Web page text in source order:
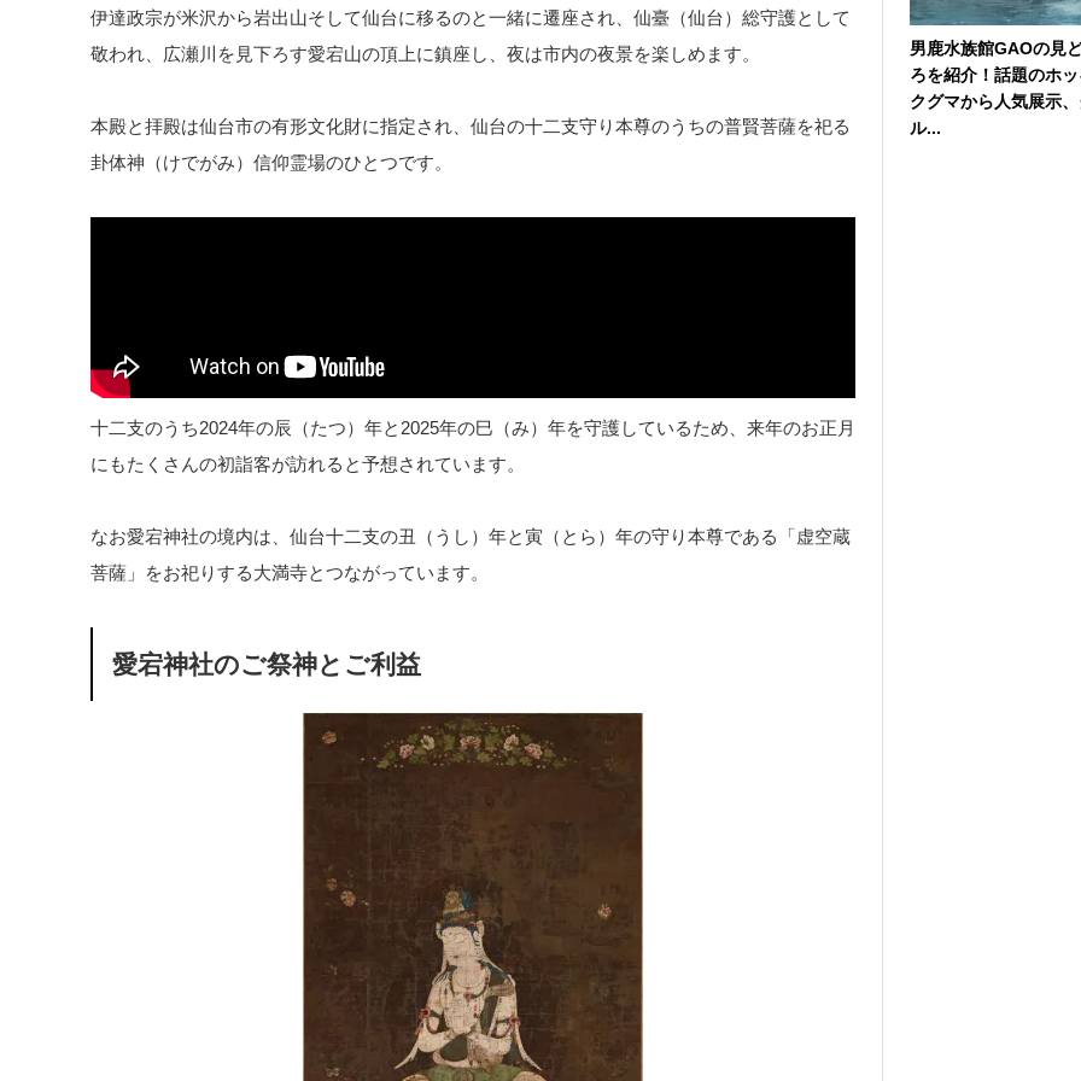
伊達政宗が米沢から岩出山そして仙台に移るのと一緒に遷座され、仙臺（仙台）総守護として
敬われ、広瀬川を見下ろす愛宕山の頂上に鎮座し、夜は市内の夜景を楽しめます。
本殿と拝殿は仙台市の有形文化財に指定され、仙台の十二支守り本尊のうちの普賢菩薩を祀る
卦体神（けでがみ）信仰霊場のひとつです。
十二支のうち2024年の辰（たつ）年と2025年の巳（み）年を守護しているため、来年のお正月
にもたくさんの初詣客が訪れると予想されています。
なお愛宕神社の境内は、仙台十二支の丑（うし）年と寅（とら）年の守り本尊である「虚空蔵
菩薩」をお祀りする大満寺とつながっています。
愛宕神社のご祭神とご利益
男鹿水族館GAOの見
ろを紹介！話題のホッ
クグマから人気展示
ル...